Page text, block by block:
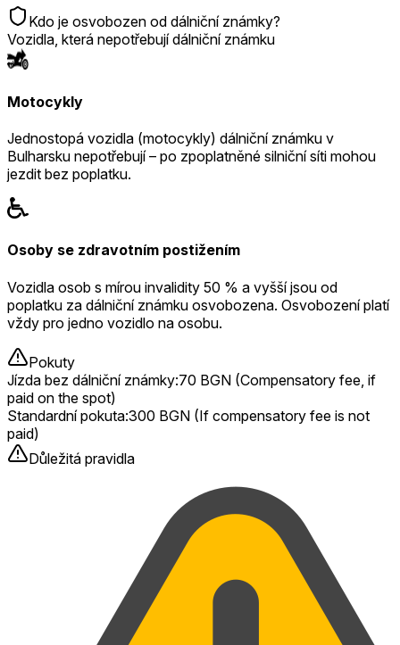
Kdo je osvobozen od dálniční známky?
Vozidla, která nepotřebují dálniční známku
Motocykly
Jednostopá vozidla (motocykly) dálniční známku v
Bulharsku nepotřebují – po zpoplatněné silniční síti mohou
jezdit bez poplatku.
Osoby se zdravotním postižením
Vozidla osob s mírou invalidity 50 % a vyšší jsou od
poplatku za dálniční známku osvobozena. Osvobození platí
vždy pro jedno vozidlo na osobu.
Pokuty
Jízda bez dálniční známky:70 BGN (Compensatory fee, if
paid on the spot)
Standardní pokuta:300 BGN (If compensatory fee is not
paid)
Důležitá pravidla